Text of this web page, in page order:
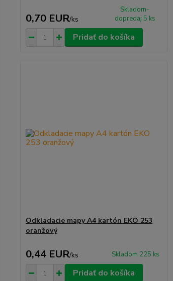
0,70 EUR/ks
Skladom-
dopredaj 5 ks
Pridať do košíka
Odkladacie mapy A4 kartón EKO 253
oranžový
0,44 EUR/ks Skladom 225 ks
Pridať do košíka